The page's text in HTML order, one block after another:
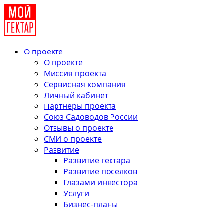
О проекте
О проекте
Миссия проекта
Сервисная компания
Личный кабинет
Партнеры проекта
Союз Садоводов России
Отзывы о проекте
СМИ о проекте
Развитие
Развитие гектара
Развитие поселков
Глазами инвестора
Услуги
Бизнес-планы